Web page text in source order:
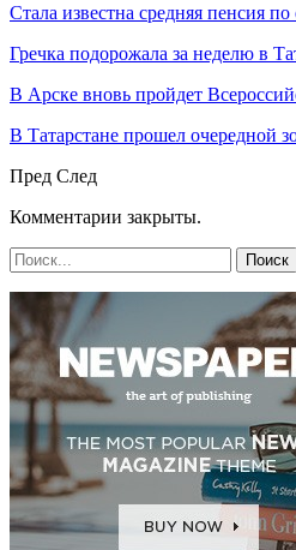
Стала известна средняя пенсия
Гречка подорожала за неделю в
В Арске вновь пройдет
В Татарстане прошел очередной
Пред След
Комментарии закрыты.